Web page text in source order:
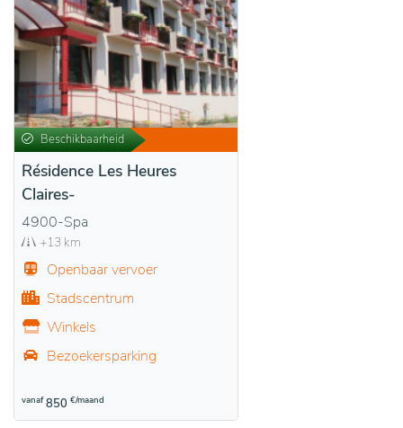
Beschikbaarheid
Résidence Les Heures
Claires-
4900-Spa
+13 km
Openbaar vervoer
Stadscentrum
Winkels
Bezoekersparking
vanaf 850 €/maand